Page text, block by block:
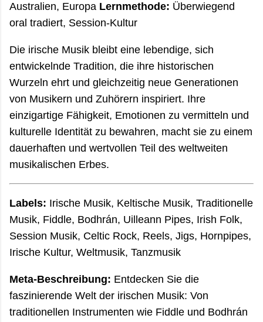
Australien, Europa Lernmethode: Überwiegend
oral tradiert, Session-Kultur
Die irische Musik bleibt eine lebendige, sich
entwickelnde Tradition, die ihre historischen
Wurzeln ehrt und gleichzeitig neue Generationen
von Musikern und Zuhörern inspiriert. Ihre
einzigartige Fähigkeit, Emotionen zu vermitteln und
kulturelle Identität zu bewahren, macht sie zu einem
dauerhaften und wertvollen Teil des weltweiten
musikalischen Erbes.
Labels: Irische Musik, Keltische Musik, Traditionelle
Musik, Fiddle, Bodhrán, Uilleann Pipes, Irish Folk,
Session Musik, Celtic Rock, Reels, Jigs, Hornpipes,
Irische Kultur, Weltmusik, Tanzmusik
Meta-Beschreibung: Entdecken Sie die
faszinierende Welt der irischen Musik: Von
traditionellen Instrumenten wie Fiddle und Bodhrán